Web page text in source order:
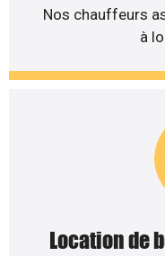
Nos chauffeurs
à
Location de